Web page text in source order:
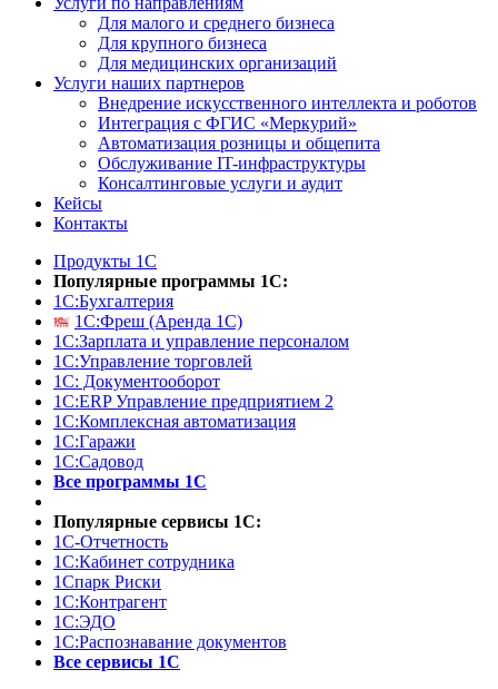
Для малого и среднего бизнеса
Для крупного бизнеса
Для медицинских организаций
Услуги наших партнеров
Внедрение искусственного интеллекта и роботов
Интеграция с ФГИС «Меркурий»
Автоматизация розницы и общепита
Обслуживание IT-инфраструктуры
Консалтинговые услуги и аудит
Кейсы
Контакты
Продукты 1С
Популярные программы 1С:
1С:Бухгалтерия
1С:Фреш (Аренда 1С)
1С:Зарплата и управление персоналом
1С:Управление торговлей
1С: Документооборот
1С:ERP Управление предприятием 2
1С:Комплексная автоматизация
1С:Гаражи
1С:Садовод
Все программы 1С
Популярные сервисы 1С:
1С-Отчетность
1С:Кабинет сотрудника
1Спарк Риски
1С:Контрагент
1С:ЭДО
1С:Распознавание документов
Все сервисы 1С